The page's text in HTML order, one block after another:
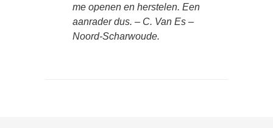
me openen en herstelen. Een
aanrader dus. – C. Van Es –
Noord-Scharwoude.